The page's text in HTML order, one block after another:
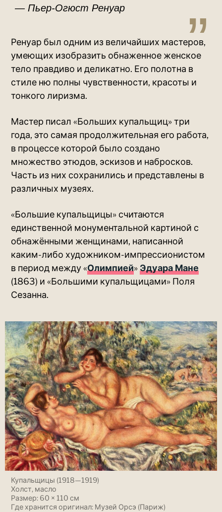
Пьер-Огюст Ренуар
Ренуар был одним из величайших мастеров,
умеющих изобразить обнаженное женское
тело правдиво и деликатно. Его полотна в
стиле ню полны чувственности, красоты и
тонкого лиризма.
Мастер писал «Больших купальщиц» три
года, это самая продолжительная его работа,
в процессе которой было создано
множество этюдов, эскизов и набросков.
Часть из них сохранились и представлены в
различных музеях.
«Большие купальщицы» считаются
единственной монументальной картиной с
обнажёнными женщинами, написанной
каким-либо художником-импрессионистом
в период между «Олимпией»Эдуара Мане
(1863) и «Большими купальщицами» Поля
Сезанна.
Купальщицы (1918—1919)
Холст, масло
Размер: 60 × 110 см
Где хранится оригинал: Музей Орсэ (Париж)